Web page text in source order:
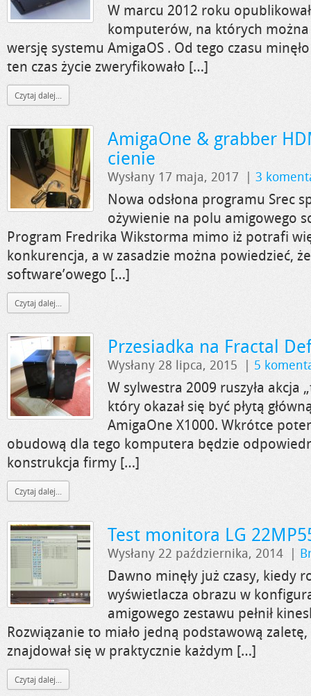
W marcu 2012 roku
komputerów, na których
wersję systemu AmigaOS . Od tego czasu
ten czas życie zweryfikowało […]
Czytaj dalej...
AmigaOne & grabber
cienie
Wysłany 17 maja, 2017 | 3
Nowa odsłona programu Srec
ożywienie na polu amigowego
Program Fredrika Wikstorma mimo iż potrafi
konkurencja, a w zasadzie można powiedzieć,
software’owego […]
Czytaj dalej...
Przesiadka na Fractal
Wysłany 28 lipca, 2015 | 5
W sylwestra 2009 ruszyła akcja
który okazał się być płytą
AmigaOne X1000. Wkrótce
obudową dla tego komputera będzie
konstrukcja firmy […]
Czytaj dalej...
Test monitora LG
Wysłany 22 października, 2014 |
Dawno minęły już czasy, kiedy
wyświetlacza obrazu w
amigowego zestawu pełnił
Rozwiązanie to miało jedną podstawową
znajdował się w praktycznie każdym […]
Czytaj dalej...